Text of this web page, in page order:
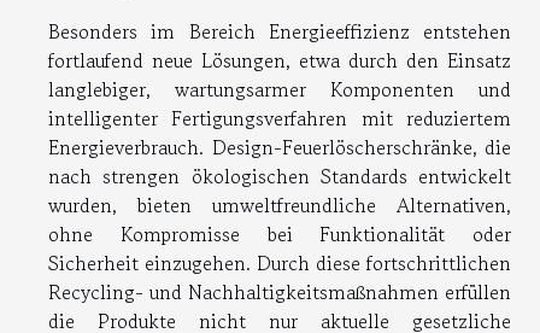
Besonders im Bereich Energieeffizienz entstehen
fortlaufend neue Lösungen, etwa durch den Einsatz
langlebiger, wartungsarmer Komponenten und
intelligenter Fertigungsverfahren mit reduziertem
Energieverbrauch. Design-Feuerlöscherschränke, die
nach strengen ökologischen Standards entwickelt
wurden, bieten umweltfreundliche Alternativen,
ohne Kompromisse bei Funktionalität oder
Sicherheit einzugehen. Durch diese fortschrittlichen
Recycling- und Nachhaltigkeitsmaßnahmen erfüllen
die Produkte nicht nur aktuelle gesetzliche